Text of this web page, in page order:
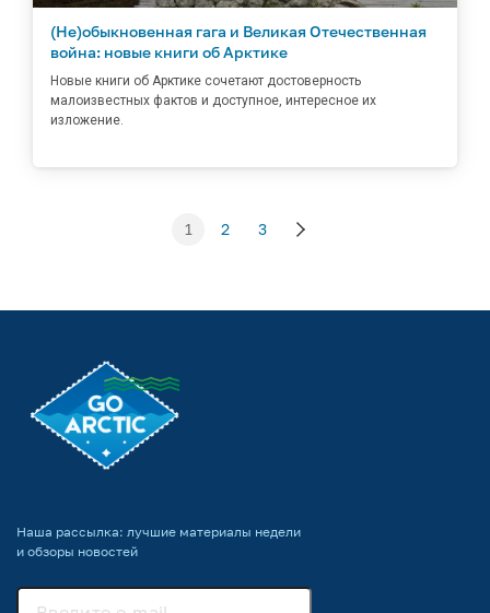
(Не)обыкновенная гага и Великая Отечественная
война: новые книги об Арктике
Новые книги об Арктике сочетают достоверность
малоизвестных фактов и доступное, интересное их
изложение.
1 2 3
Наша рассылка: лучшие материалы недели
и обзоры новостей